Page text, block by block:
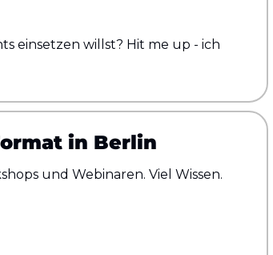
einsetzen willst? Hit me up - ich
in Berlin
und Webinaren. Viel Wissen.